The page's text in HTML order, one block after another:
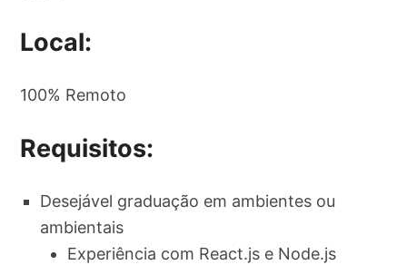
Local:
100% Remoto
Requisitos:
Desejável graduação em ambientes ou
ambientais
Experiência com React.js e Node.js